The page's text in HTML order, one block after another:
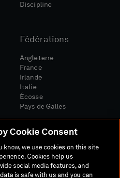
Discipline
Fédérations
Angleterre
France
Irlande
Italie
Écosse
Pays de Galles
Cookie Consent
know, we use cookies on this site
Cookies help us
social media features, and
is safe with us and you can